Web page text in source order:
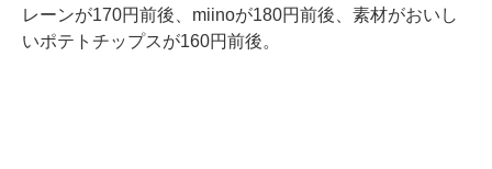
レーンが170円前後、miinoが180円前後、素材がおいし
いポテトチップスが160円前後。